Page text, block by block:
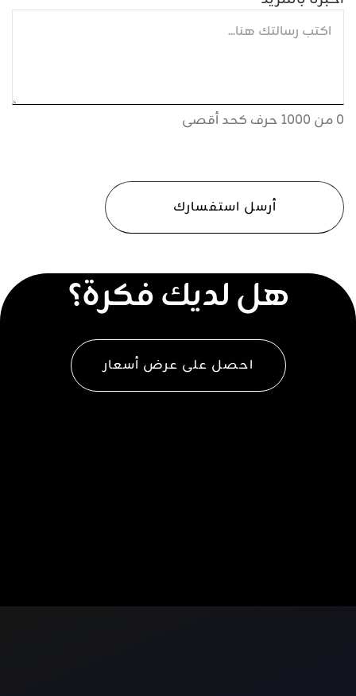
0 من 1000 حرف كحد أقصى
هل لديك فكرة؟
احصل على عرض أسعار